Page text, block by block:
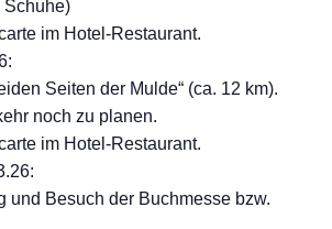
Schuhe)
im Hotel-Restaurant.
Seiten der Mulde“ (ca. 12 km).
noch zu planen.
im Hotel-Restaurant.
und Besuch der Buchmesse bzw.